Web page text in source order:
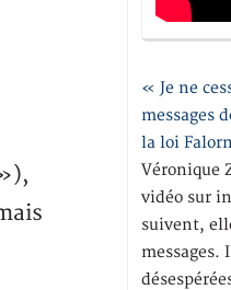
« Je ne
messages
la loi
Véronique
vidéo sur
suivent,
messages.